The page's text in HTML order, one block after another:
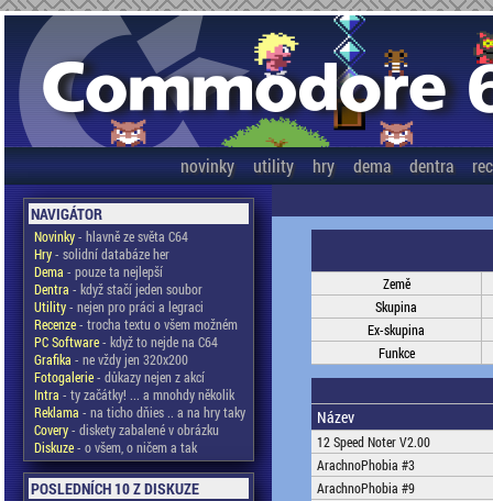
novinky utility hry dema dentra
NAVIGÁTOR
Novinky- hlavně ze světa C64
Hry- solidní databáze her
Dema - pouze ta nejlepší
Dentra - když stačí jeden soubor
Utility- nejen pro práci a legraci
Recenze- trocha textu o všem možném
PC Software- když to nejde na C64
Grafika - ne vždy jen 320x200
Fotogalerie- důkazy nejen z akcí
Intra - ty začátky! ... a mnohdy několik
Reklama - na ticho dňies .. a na hry taky
Covery- diskety zabalené v obrázku
Diskuze- o všem, o ničem a tak
POSLEDNÍCH 10 Z DISKUZE
Země
Skupina
Ex-skupina
Funkce
Název
12 Speed Noter V2.00
ArachnoPhobia #3
ArachnoPhobia #9